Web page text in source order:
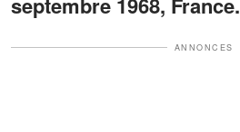
ANNONCES